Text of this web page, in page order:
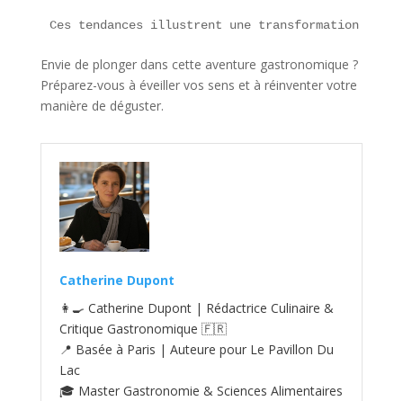
Ces tendances illustrent une transformation
Envie de plonger dans cette aventure gastronomique ?
Préparez-vous à éveiller vos sens et à réinventer votre
manière de déguster.
Catherine Dupont
👩‍🍳 Catherine Dupont | Rédactrice Culinaire &
Critique Gastronomique 🇫🇷
📍 Basée à Paris | Auteure pour Le Pavillon Du
Lac
🎓 Master Gastronomie & Sciences Alimentaires